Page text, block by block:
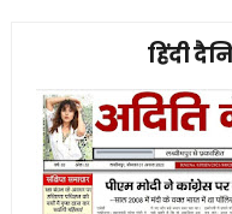
हिंदी